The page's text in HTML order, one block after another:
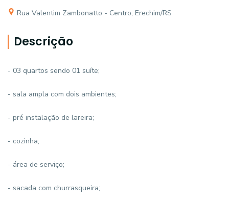
Rua Valentim Zambonatto - Centro, Erechim/RS
Descrição
- 03 quartos sendo 01 suíte;
- sala ampla com dois ambientes;
- pré instalação de lareira;
- cozinha;
- área de serviço;
- sacada com churrasqueira;